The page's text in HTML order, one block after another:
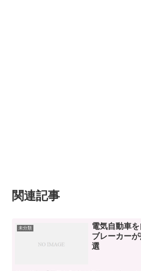
関連記事
未分類
電気自動車
ブレーカー
選